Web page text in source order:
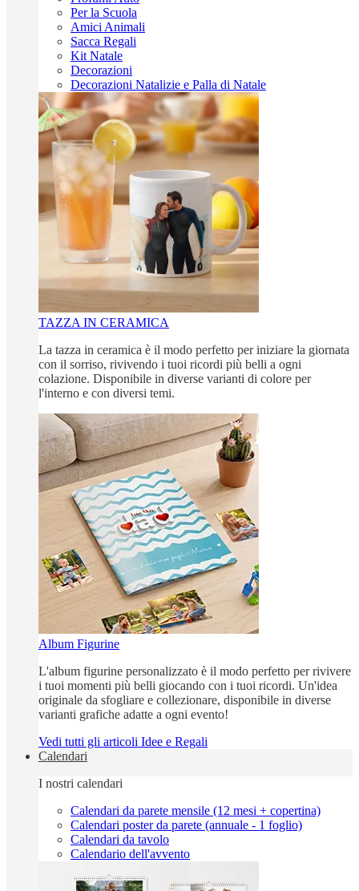
Per la Scuola
Amici Animali
Sacca Regali
Kit Natale
Decorazioni
Decorazioni Natalizie e Palla di Natale
TAZZA IN CERAMICA
La tazza in ceramica è il modo perfetto per iniziare la giornata
con il sorriso, rivivendo i tuoi ricordi più belli a ogni
colazione. Disponibile in diverse varianti di colore per
l'interno e con diversi temi.
Album Figurine
L'album figurine personalizzato è il modo perfetto per rivivere
i tuoi momenti più belli giocando con i tuoi ricordi. Un'idea
originale da sfogliare e collezionare, disponibile in diverse
varianti grafiche adatte a ogni evento!
Vedi tutti gli articoli Idee e Regali
Calendari
I nostri calendari
Calendari da parete mensile (12 mesi + copertina)
Calendari poster da parete (annuale - 1 foglio)
Calendari da tavolo
Calendario dell'avvento